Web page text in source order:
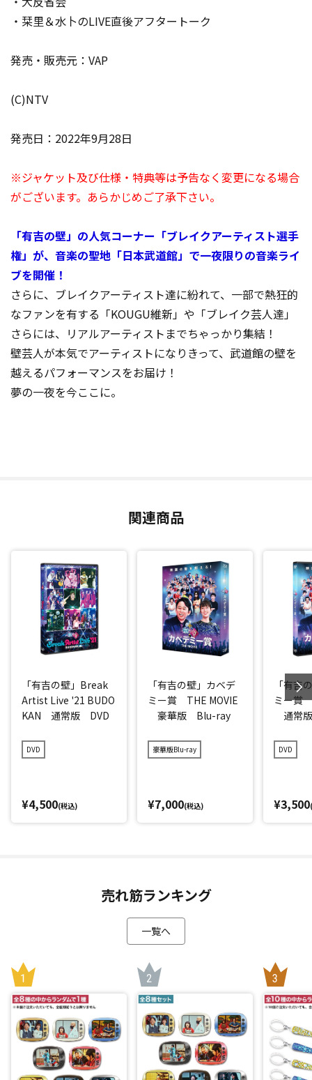
・栞里＆水卜のLIVE直後アフタートーク
発売・販売元：VAP
(C)NTV
発売日：2022年9月28日
※ジャケット及び仕様・特典等は予告なく変更になる場合
がございます。あらかじめご了承下さい。
「有吉の壁」の人気コーナー「ブレイクアーティスト選手
権」が、音楽の聖地「日本武道館」で一夜限りの音楽ライ
ブを開催！
さらに、ブレイクアーティスト達に紛れて、一部で熱狂的
なファンを有する「KOUGU維新」や「ブレイク芸人達」
さらには、リアルアーティストまでちゃっかり集結！
壁芸人が本気でアーティストになりきって、武道館の壁を
越えるパフォーマンスをお届け！
夢の一夜を今ここに。
関連商品
「有吉の壁」Break
Artist Live '21 BUDO
KAN 通常版 DVD
DVD
¥4,500(税込)
「有吉の壁」カベデ
ミー賞 THE MOVIE
豪華版 Blu-ray
豪華版Blu-ray
¥7,000(税込)
「有吉
ミー賞
通常
DVD
¥3,500
売れ筋ランキング
一覧へ